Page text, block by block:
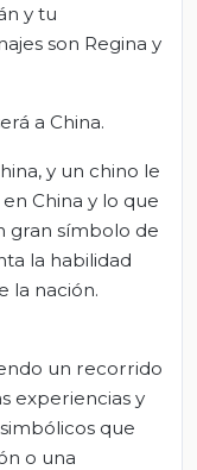
y tu
son Regina y
a China.
y un chino le
China y lo que
gran símbolo de
la habilidad
la nación.
un recorrido
experiencias y
que
o una